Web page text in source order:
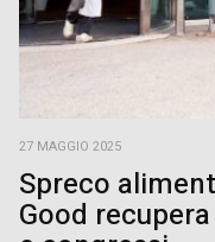
27 MAGGIO 2025
Spreco
Good